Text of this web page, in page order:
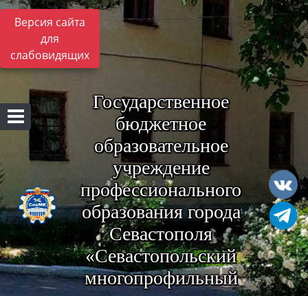
Версия сайта
для
слабовидящих
Государственное
бюджетное
образовательное
учреждение
профессионального
образования города
Севастополя
«Севастопольский
многопрофильный